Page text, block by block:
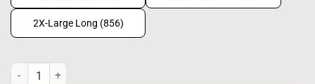
2X-Large Long (856)
M05 Tactical helleasu, takki määrä